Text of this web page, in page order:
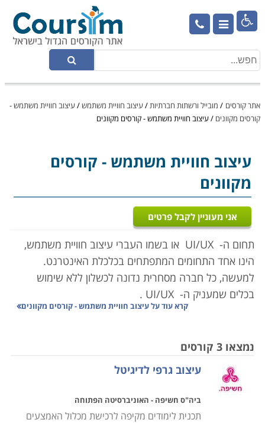

אתר קורסים / מובייל ורשתות חברתיות/עיצוב חוויית משתמש/עיצוב חוויית משתמש -
קורסים מקוונים /עיצוב חוויית משתמש - קורסים מקוונים
עיצוב חוויית משתמש - קורסים
מקוונים
אני מעוניין לקבל פרטים
תחום ה- UI/UX או בשמו העברי עיצוב חוויית משתמש,
הינו אחד התחומים המתפתחים בכלכלת האינטרנט.
למעשה, כל חברה מסחרית נדונה לכשלון ללא שימוש
בכלים שמעניק ה- UI/UX
.
הינו ראשי תיבות של המילים
"מודד" את התחושות של הגולש ומנסה להעצים את חוויית
המשתמש שלו, וזאת באמצעות שימוש באלמנטים
קוגניטיביים ורגשיים.
קרא עוד עלעיצוב חוויית משתמש - קורסים מקוונים
נמצאו 3 קורסים
עיצוב גרפי לדיגיטל
ביה"ס חשיפה - האוניברסיטה הפתוחה
תכנית לימודים מקיפה לרכישת מכלול האמצעים